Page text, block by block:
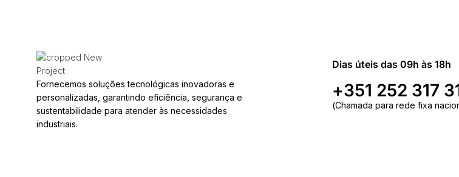
Fornecemos soluções tecnológicas inovadoras e
personalizadas, garantindo eficiência, segurança e
sustentabilidade para atender às necessidades
industriais.
Dias úteis das 09h às 18h
+351 252 317
(Chamada para rede fixa